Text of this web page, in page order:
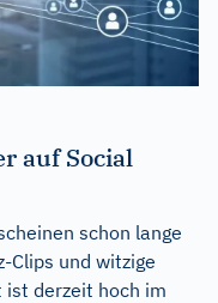
auf Social
schon lange
Clips und witzige
ist derzeit hoch im